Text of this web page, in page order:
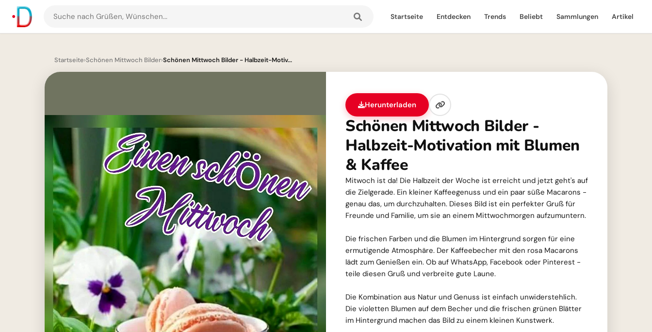
Suche
nach
und
Startseite Entdecken Trends Beliebt Sammlungen Artikel
Startseite›Schönen Mittwoch Bilder›Schönen Mittwoch Bilder - Halbzeit-Motiv...
Herunterladen
Schönen Mittwoch Bilder -
Halbzeit-Motivation mit Blumen
& Kaffee
Mitwoch ist da! Die Halbzeit der Woche ist erreicht und jetzt geht's auf
die Zielgerade. Ein kleiner Kaffeegenuss und ein paar süße Macarons -
genau das, um durchzuhalten. Dieses Bild ist ein perfekter Gruß für
Freunde und Familie, um sie an einem Mittwochmorgen aufzumuntern.
Die frischen Farben und die Blumen im Hintergrund sorgen für eine
ermutigende Atmosphäre. Der Kaffeebecher mit den rosa Macarons
lädt zum Genießen ein. Ob auf WhatsApp, Facebook oder Pinterest -
teile diesen Gruß und verbreite gute Laune.
Die Kombination aus Natur und Genuss ist einfach unwiderstehlich.
Die violetten Blumen auf dem Becher und die frischen grünen Blätter
im Hintergrund machen das Bild zu einem kleinen Kunstwerk.